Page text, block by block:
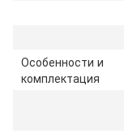
Особенности и
комплектация